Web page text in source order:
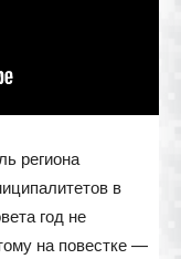
региона
в
год не
на повестке —